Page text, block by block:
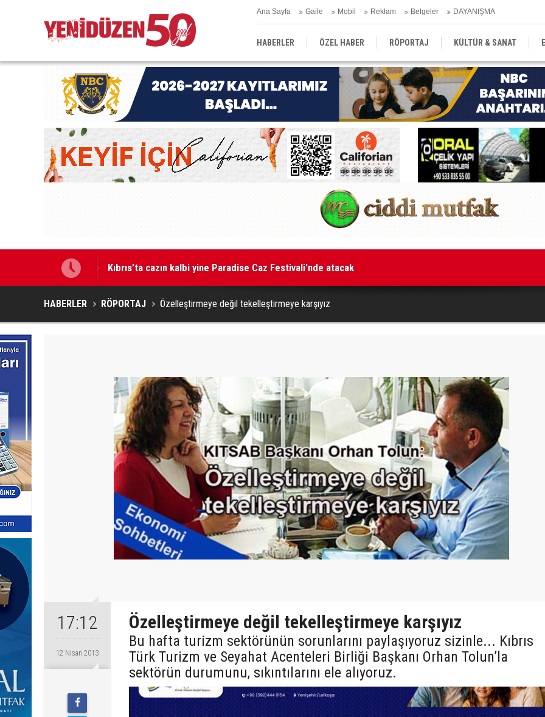
Ana Sayfa Gaile Mobil Reklam Belgeler DAYANIŞMA
HABERLER ÖZEL HABER RÖPORTAJ KÜLTÜR & SANAT
EĞİTİM YEREL YÖNETİM DERGİLER SEKTÖR
GÜÇ-SEN: “Silo kazasına benzer bir felaketle karşı karşıya kalınmaması adına harekete geçtik
HABERLER RÖPORTAJ Özelleştirmeye değil tekelleştirmeye karşıyız
17:12
12 Nisan 2013
Özelleştirmeye değil tekelleştirmeye karşıyız
Bu hafta turizm sektörünün sorunlarını paylaşıyoruz sizinle... Kıbrıs
Türk Turizm ve Seyahat Acenteleri Birliği Başkanı Orhan Tolun’la
sektörün durumunu, sıkıntılarını ele alıyoruz.